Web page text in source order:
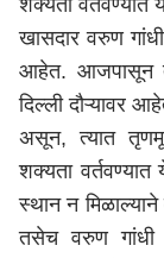
शक्यता
खासदार वरुण
आहेत. आजपासून
दिल्ली दौऱ्यावर
असून, त्यात
शक्यता
स्थान न
तसेच वरुण गांधी